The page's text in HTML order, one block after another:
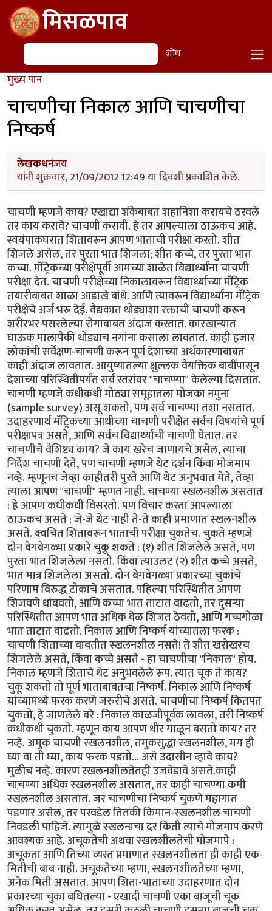
Skip to main contentमिसळपाव
शोध शोध
मुख्य पान
चाचणीचा निकाल आणि चाचणीचा
निष्कर्ष
लेखकधनंजय
यांनी शुक्रवार, 21/09/2012 12:49 या दिवशी प्रकाशित केले.
चाचणी म्हणजे काय? एखाद्या शंकेबाबत शहानिशा करायचे ठरवले
तर काय करावे? चाचणी करावी. हे तर आपल्याला ठाऊकच आहे.
स्वयंपाकघरात शितावरून आपण भाताची परीक्षा करतो. शीत
शिजले असेल, तर पुरता भात शिजला; शीत कच्चे, तर पुरता भात
कच्चा. मॅट्रिकच्या परीक्षेपूर्वी आमच्या शाळेत विद्यार्थ्यांना चाचणी
परीक्षा देत. चाचणी परीक्षेच्या निकालावरून विद्यार्थ्याच्या मॅट्रिक
तयारीबाबत शाळा आडाखे बांधे. आणि त्यावरून विद्यार्थ्यांना मॅट्रिक
परीक्षेचे अर्ज भरू देई. वैद्यकात थोड्याशा रक्ताची चाचणी करून
शरीरभर पसरलेल्या रोगाबाबत अंदाज करतात. कारखान्यात
घाऊक मालापैकी थोड्याच नगांना कसाला लावतात. काही हजार
लोकांची सर्वेक्षण-चाचणी करून पूर्ण देशाच्या अर्थकारणाबाबत
काही अंदाज लावतात. आयुष्यातल्या क्षुल्लक वैयक्तिक बाबींपासून
देशाच्या परिस्थितीपर्यंत सर्व स्तरांवर "चाचण्या" केलेल्या दिसतात.
चाचणी म्हणजे कधीकधी मोठ्या समूहातला मोजका नमुना
(sample survey) असू शकतो, पण सर्व चाचण्या तशा नसतात.
उदाहरणार्थ मॅट्रिकच्या आधीच्या चाचणी परीक्षेत सर्वच विषयांचे पूर्ण
परीक्षापत्र असते, आणि सर्वच विद्यार्थ्यांची चाचणी घेतात. तर
चाचणीचे वैशिष्ट्य काय? जे काय खरेच जाणायचे असेल, त्याचा
निर्देश चाचणी देते, पण चाचणी म्हणजे थेट दर्शन किंवा मोजमाप
नव्हे. म्हणूनच जेव्हा काहीतरी पुरते आणि थेट अनुभवात येते, तेव्हा
त्याला आपण "चाचणी" म्हणत नाही. चाचण्या स्खलनशील असतात
: हे आपण कधीकधी विसरतो. पण विचार करता आपल्याला
ठाऊकच असते : जे-जे थेट नाही ते-ते काही प्रमाणात स्खलनशील
असते. क्वचित शितावरून भाताची परीक्षा चुकतेच. चुकते म्हणजे
दोन वेगवेगळ्या प्रकारे चुकू शकते : (१) शीत शिजलेले असते, पण
पुरता भात शिजलेला नसतो. किंवा त्याउलट (२) शीत कच्चे असते,
भात मात्र शिजलेला असतो. दोन वेगवेगळ्या प्रकारच्या चुकांचे
परिणाम विरुद्ध टोकाचे असतात. पहिल्या परिस्थितीत आपण
शिजवणे थांबवतो, आणि कच्चा भात ताटात वाढतो, तर दुसर्‍या
परिस्थितीत आपण भात अधिक वेळ शिजत ठेवतो, आणि गच्चगोळा
भात ताटात वाढतो. निकाल आणि निष्कर्ष यांच्यातला फरक :
चाचणी शिताच्या बाबतीत स्खलनशील नसते! ते शीत खरोखरच
शिजलेले असते, किंवा कच्चे असते - हा चाचणीचा "निकाल" होय.
निकाल म्हणजे शिताचे थेट अनुभवलेले रूप. त्यात चूक ते काय?
चुकू शकतो तो पूर्ण भाताबाबतचा निष्कर्ष. निकाल आणि निष्कर्ष
यांच्यामध्ये फरक करणे जरुरीचे असते. चाचणीचा निष्कर्ष कितपत
चुकतो, हे जाणलेले बरे : निकाल काळजीपूर्वक लावला, तरी निष्कर्ष
कधीकधी चुकतो. म्हणून काय आपण धीर गाळून बसतो काय? तर
नव्हे. अमुक चाचणी स्खलनशील, तमुकसुद्धा स्खलनशील, मग ही
घ्या वा ती घ्या, काय फरक पडतो... असे उदासीन व्हावे काय?
मुळीच नव्हे. कारण स्खलनशीलतेतही उजवेडावे असते.काही
चाचण्या अधिक स्खलनशील असतात, तर काही चाचण्या कमी
स्खलनशील असतात. जर चाचणीचा निष्कर्ष चुकणे महागात
पडणार असेल, तर परवडेल तितकी किमान-स्खलनशील चाचणी
निवडली पाहिजे. त्यामुळे स्खलनाचा दर किती त्याचे मोजमाप करणे
आवश्यक आहे. अचूकतेची अथवा स्खलशीलतेची मोजमापे :
अचूकता आणि तिच्या व्यस्त प्रमाणात स्खलनशीलता ही काही एक-
मितीची बाब नाही. अचूकतेच्या म्हणा, स्खलनशीलतेच्या म्हणा,
अनेक मिती असतात. आपण शिता-भाताच्या उदाहरणात दोन
प्रकारच्या चुका बघितल्या - एखादी चाचणी एका बाजूची चूक